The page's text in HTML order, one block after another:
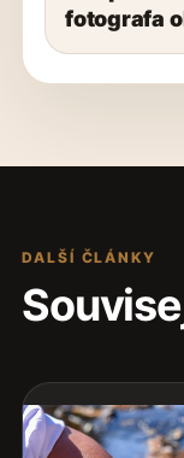
fotografa
DALŠÍ ČLÁNKY